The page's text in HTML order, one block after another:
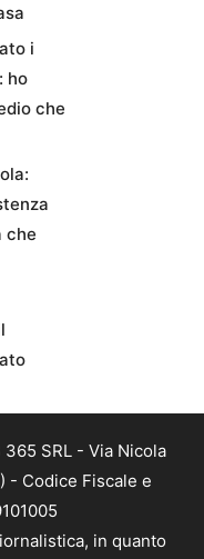
i
ho
che
che
SRL - Via Nicola
- Codice Fiscale e
in quanto